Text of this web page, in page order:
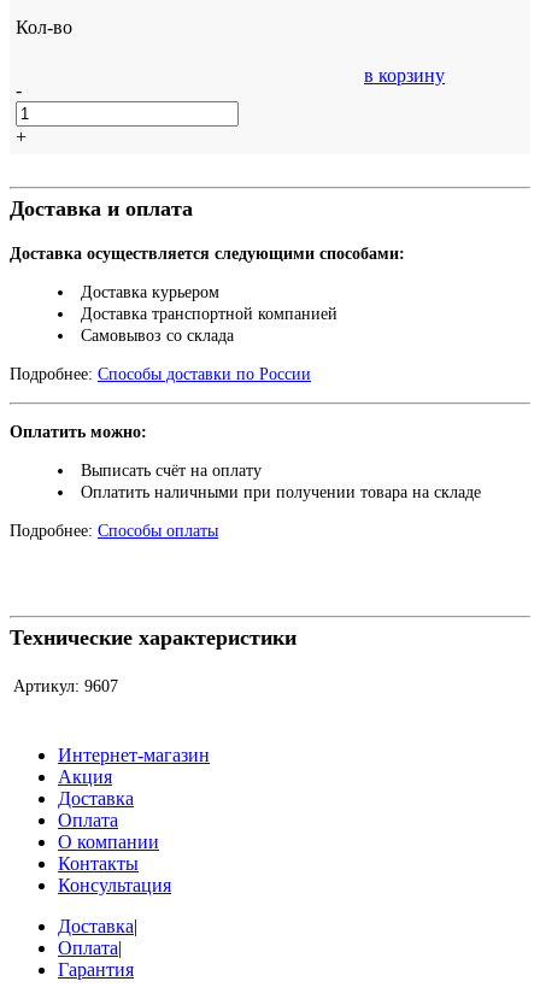
Кол-во
-
+
в корзину
Доставка и оплата
Доставка осуществляется следующими способами:
Доставка курьером
Доставка транспортной компанией
Самовывоз со склада
Подробнее: Способы доставки по России
Оплатить можно:
Выписать счёт на оплату
Оплатить наличными при получении товара на складе
Подробнее: Способы оплаты
Технические характеристики
Артикул: 9607
Интернет-магазин
Акция
Доставка
Оплата
О компании
Контакты
Консультация
Доставка|
Оплата|
Гарантия